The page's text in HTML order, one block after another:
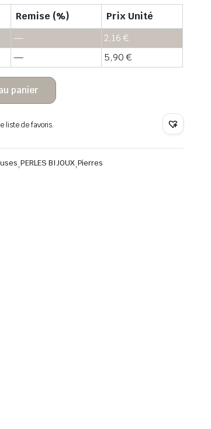
Remise (%)
Prix Unité
— 2,16€
— 5,90€
panier
liste de favoris.
,PERLES BIJOUX,Pierres